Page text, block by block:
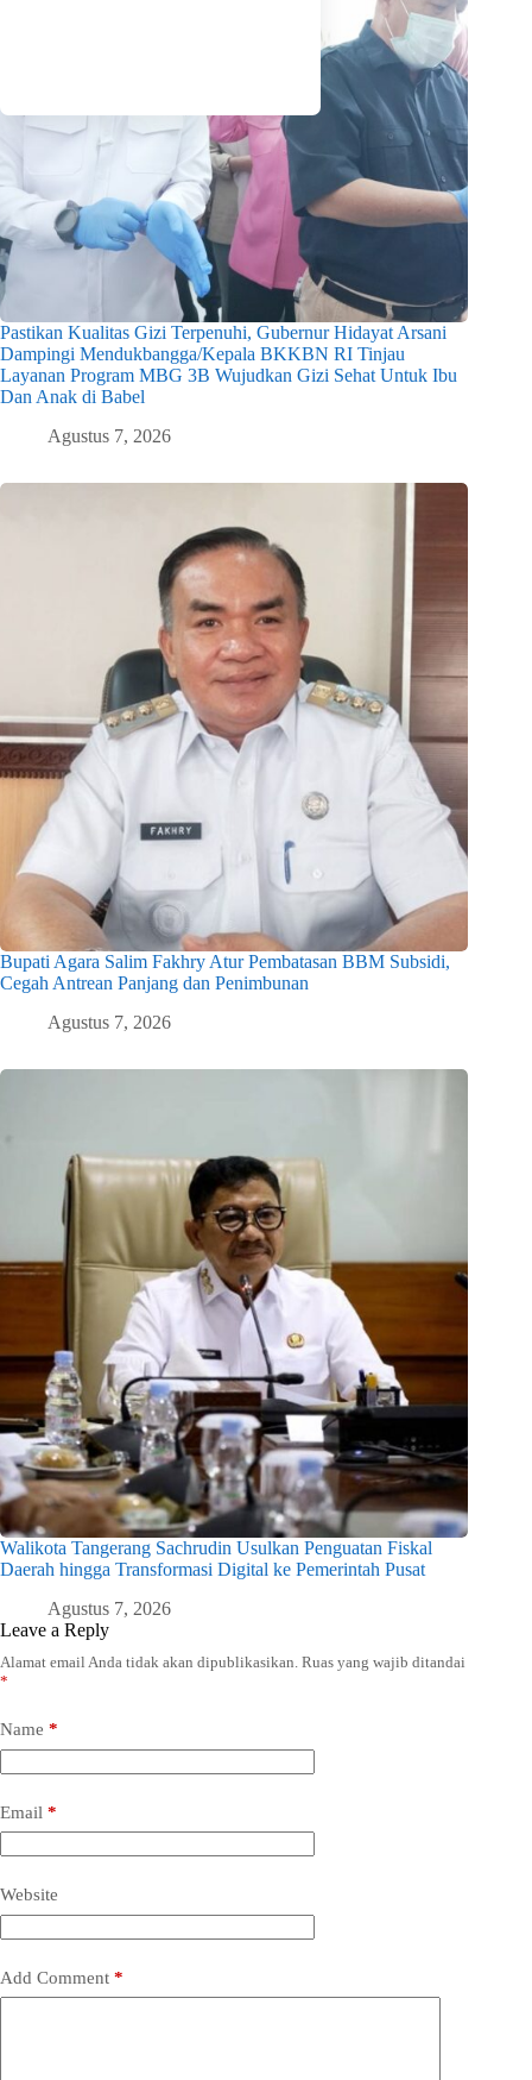
Pastikan Kualitas Gizi Terpenuhi, Gubernur Hidayat Arsani
Dampingi Mendukbangga/Kepala BKKBN RI Tinjau
Layanan Program MBG 3B Wujudkan Gizi Sehat Untuk Ibu
Dan Anak di Babel
Agustus 7, 2026
Bupati Agara Salim Fakhry Atur Pembatasan BBM Subsidi,
Cegah Antrean Panjang dan Penimbunan
Agustus 7, 2026
Walikota Tangerang Sachrudin Usulkan Penguatan Fiskal
Daerah hingga Transformasi Digital ke Pemerintah Pusat
Agustus 7, 2026
Leave a Reply
Alamat email Anda tidak akan dipublikasikan. Ruas yang wajib ditandai
*
Name *
Email *
Website
Add Comment *